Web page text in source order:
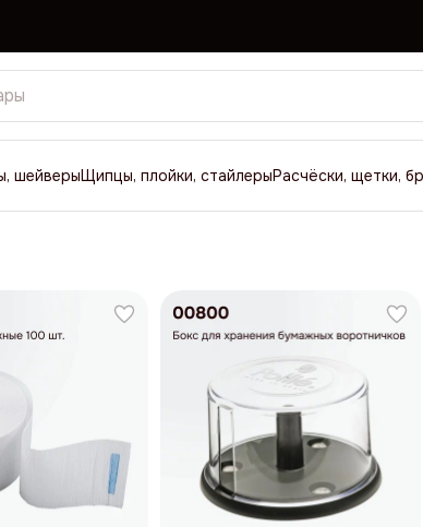
шейверыЩипцы, плойки, стайлерыРасчёски, щетки,